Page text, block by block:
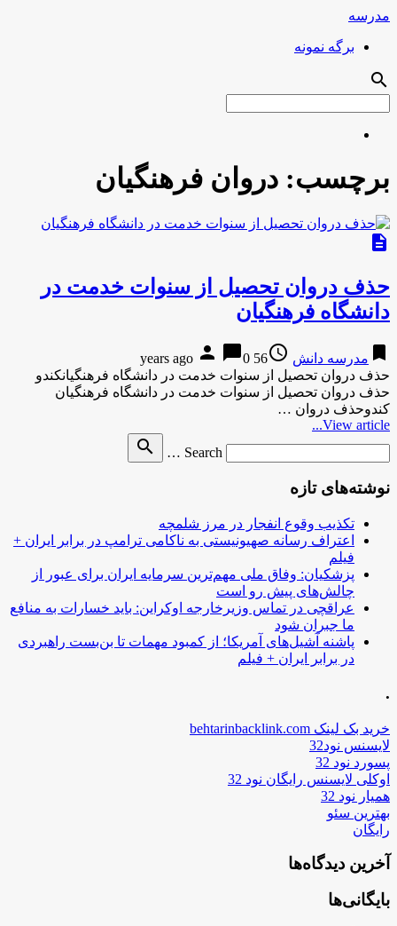
مدرسه
برگه نمونه
search
برچسب: دروان فرهنگیان
description
حذف دروان تحصیل از سنوات خدمت در
دانشگاه فرهنگیان
bookmark مدرسه دانش access_time
56 years ago
person chat_bubble0
حذف دروان تحصیل از سنوات خدمت در دانشگاه فرهنگیانکندو
حذف دروان تحصیل از سنوات خدمت در دانشگاه فرهنگیان
کندوحذف دروان …
View article...
Search …
search
نوشته‌های تازه
تکذیب وقوع انفجار در مرز شلمچه
اعتراف رسانه صهیونیستی به ناکامی ترامپ در برابر ایران +
فیلم
پزشکیان: وفاق ملی مهم‌ترین سرمایه ایران برای عبور از
چالش‌های پیش رو است
عراقچی در تماس وزیرخارجه اوکراین: باید خسارات به منافع
ما جبران شود
پاشنه آشیل‌های آمریکا؛ از کمبود مهمات تا بن‌بست راهبردی
در برابر ایران + فیلم
.
خرید بک لینک behtarinbacklink.com
لایسنس نود32
پسورد نود 32
اوکلی لایسنس رایگان نود 32
همیار نود 32
بهترین سئو
رایگان
آخرین دیدگاه‌ها
بایگانی‌ها